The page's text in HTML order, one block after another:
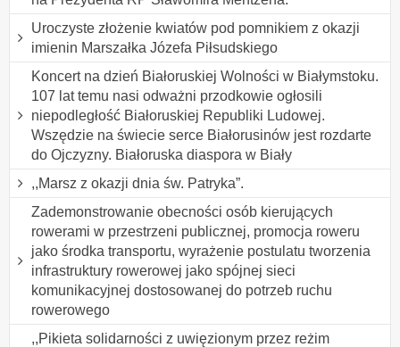
Uroczyste złożenie kwiatów pod pomnikiem z okazji
imienin Marszałka Józefa Piłsudskiego
Koncert na dzień Białoruskiej Wolności w Białymstoku.
107 lat temu nasi odważni przodkowie ogłosili
niepodległość Białoruskiej Republiki Ludowej.
Wszędzie na świecie serce Białorusinów jest rozdarte
do Ojczyzny. Białoruska diaspora w Biały
,,Marsz z okazji dnia św. Patryka”.
Zademonstrowanie obecności osób kierujących
rowerami w przestrzeni publicznej, promocja roweru
jako środka transportu, wyrażenie postulatu tworzenia
infrastruktury rowerowej jako spójnej sieci
komunikacyjnej dostosowanej do potrzeb ruchu
rowerowego
,,Pikieta solidarności z uwięzionym przez reżim